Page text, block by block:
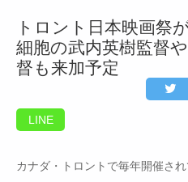
トロント日本映画祭
細胞の武内英樹監督
督も来加予定
LINE
カナダ・トロントで毎年開催され